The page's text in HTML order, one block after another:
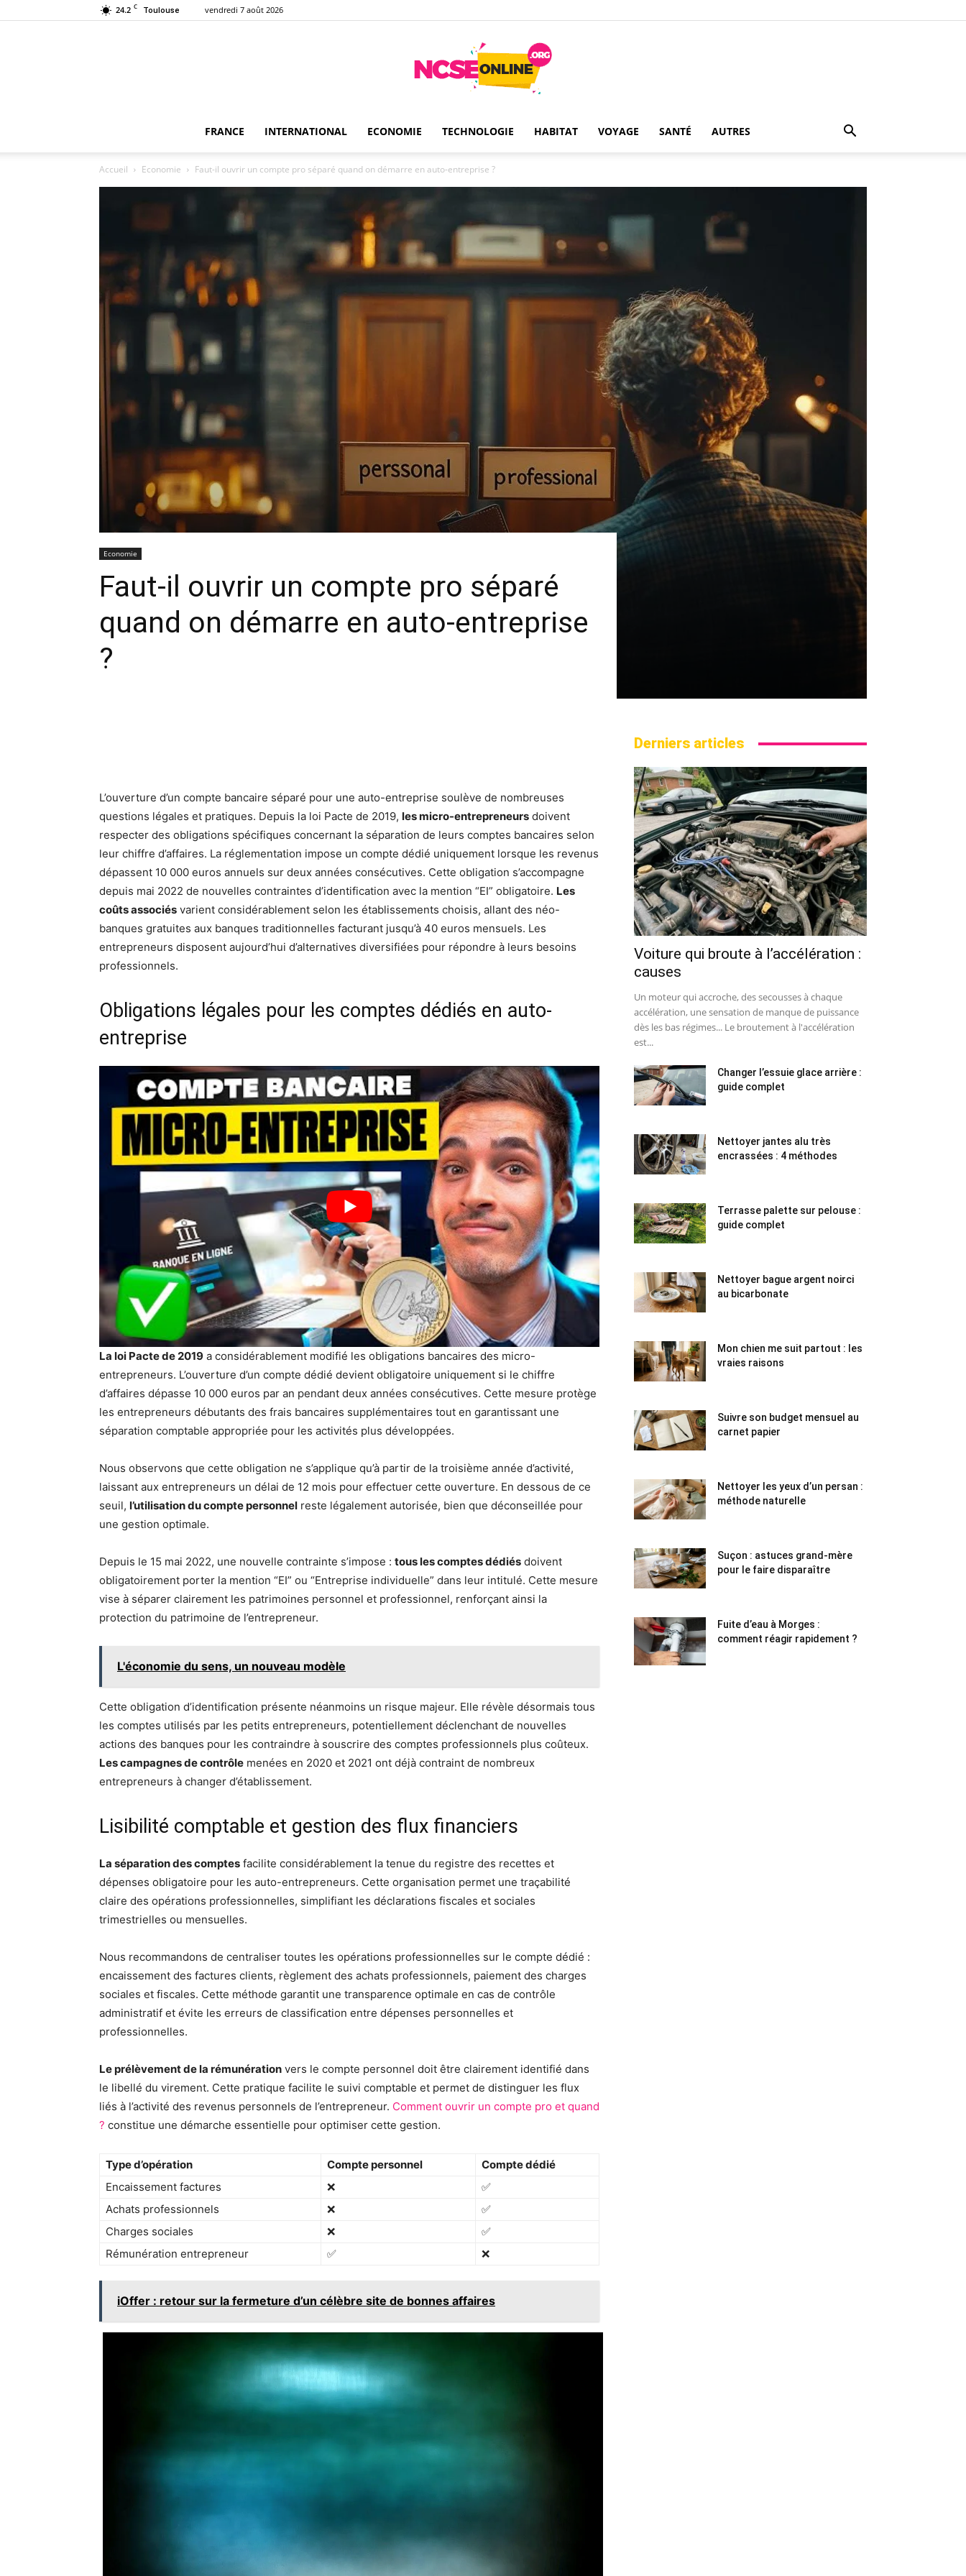
24.2 C Toulouse vendredi 7 août 2026
FRANCE INTERNATIONAL ECONOMIE TECHNOLOGIE HABITAT VOYAGE SANTÉ AUTRES
Accueil Economie Faut-il ouvrir un compte pro séparé quand on démarre en auto-entreprise ?
Economie
Faut-il ouvrir un compte pro séparé
quand on démarre en auto-entreprise
?
L’ouverture d’un compte bancaire séparé pour une auto-entreprise soulève de nombreuses
questions légales et pratiques. Depuis la loi Pacte de 2019, les micro-entrepreneurs doivent
respecter des obligations spécifiques concernant la séparation de leurs comptes bancaires selon
leur chiffre d’affaires. La réglementation impose un compte dédié uniquement lorsque les revenus
dépassent 10 000 euros annuels sur deux années consécutives. Cette obligation s’accompagne
depuis mai 2022 de nouvelles contraintes d’identification avec la mention “EI” obligatoire. Les
coûts associés varient considérablement selon les établissements choisis, allant des néo-
banques gratuites aux banques traditionnelles facturant jusqu’à 40 euros mensuels. Les
entrepreneurs disposent aujourd’hui d’alternatives diversifiées pour répondre à leurs besoins
professionnels.
Obligations légales pour les comptes dédiés en auto-
entreprise
La loi Pacte de 2019 a considérablement modifié les obligations bancaires des micro-
entrepreneurs. L’ouverture d’un compte dédié devient obligatoire uniquement si le chiffre
d’affaires dépasse 10 000 euros par an pendant deux années consécutives. Cette mesure protège
les entrepreneurs débutants des frais bancaires supplémentaires tout en garantissant une
séparation comptable appropriée pour les activités plus développées.
Nous observons que cette obligation ne s’applique qu’à partir de la troisième année d’activité,
laissant aux entrepreneurs un délai de 12 mois pour effectuer cette ouverture. En dessous de ce
seuil, l’utilisation du compte personnel reste légalement autorisée, bien que déconseillée pour
une gestion optimale.
Depuis le 15 mai 2022, une nouvelle contrainte s’impose : tous les comptes dédiés doivent
obligatoirement porter la mention “EI” ou “Entreprise individuelle” dans leur intitulé. Cette mesure
vise à séparer clairement les patrimoines personnel et professionnel, renforçant ainsi la
protection du patrimoine de l’entrepreneur.
L'économie du sens, un nouveau modèle
Cette obligation d’identification présente néanmoins un risque majeur. Elle révèle désormais tous
les comptes utilisés par les petits entrepreneurs, potentiellement déclenchant de nouvelles
actions des banques pour les contraindre à souscrire des comptes professionnels plus coûteux.
Les campagnes de contrôle menées en 2020 et 2021 ont déjà contraint de nombreux
entrepreneurs à changer d’établissement.
Lisibilité comptable et gestion des flux financiers
La séparation des comptes facilite considérablement la tenue du registre des recettes et
dépenses obligatoire pour les auto-entrepreneurs. Cette organisation permet une traçabilité
claire des opérations professionnelles, simplifiant les déclarations fiscales et sociales
trimestrielles ou mensuelles.
Nous recommandons de centraliser toutes les opérations professionnelles sur le compte dédié :
encaissement des factures clients, règlement des achats professionnels, paiement des charges
sociales et fiscales. Cette méthode garantit une transparence optimale en cas de contrôle
administratif et évite les erreurs de classification entre dépenses personnelles et
professionnelles.
Le prélèvement de la rémunération vers le compte personnel doit être clairement identifié dans
le libellé du virement. Cette pratique facilite le suivi comptable et permet de distinguer les flux
liés à l’activité des revenus personnels de l’entrepreneur. Comment ouvrir un compte pro et quand
? constitue une démarche essentielle pour optimiser cette gestion.
Type d’opération Compte personnel
Compte dédié
Encaissement factures
❌
✅
Achats professionnels
❌
✅
Charges sociales
❌
✅
Rémunération entrepreneur
✅ ❌
iOffer : retour sur la fermeture d’un célèbre site de bonnes affaires
Derniers articles
Voiture qui broute à l’accélération :
causes
Un moteur qui accroche, des secousses à chaque
accélération, une sensation de manque de puissance
dès les bas régimes... Le broutement à l'accélération
est...
Changer l’essuie glace arrière :
guide complet
Nettoyer jantes alu très
encrassées : 4 méthodes
Terrasse palette sur pelouse :
guide complet
Nettoyer bague argent noirci
au bicarbonate
Mon chien me suit partout : les
vraies raisons
Suivre son budget mensuel au
carnet papier
Nettoyer les yeux d’un persan :
méthode naturelle
Suçon : astuces grand-mère
pour le faire disparaître
Fuite d’eau à Morges :
comment réagir rapidement ?